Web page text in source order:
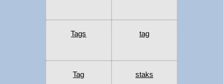
Tags tag
Tag staks